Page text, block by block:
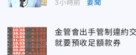
3小時前 要聞
金管會出手管制違約
就要預收足額款券